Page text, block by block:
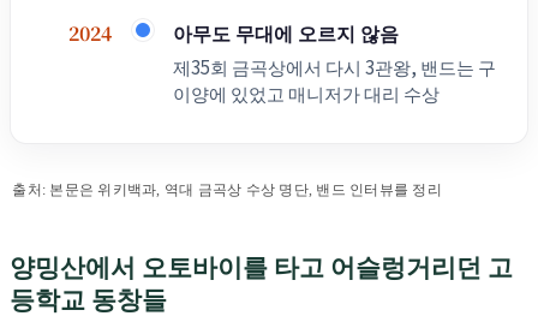
2024 아무도 무대에 오르지 않음
제35회 금곡상에서 다시 3관왕, 밴드는 구
이양에 있었고 매니저가 대리 수상
출처: 본문은 위키백과, 역대 금곡상 수상 명단, 밴드 인터뷰를 정리
양밍산에서 오토바이를 타고 어슬렁거리던 고
등학교 동창들